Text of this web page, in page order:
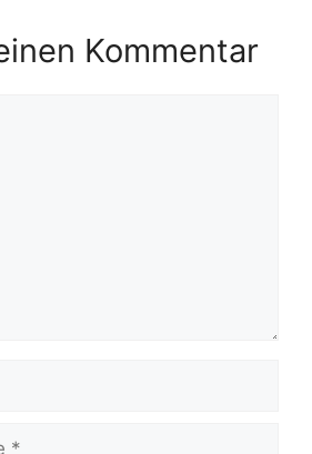
Kommentar